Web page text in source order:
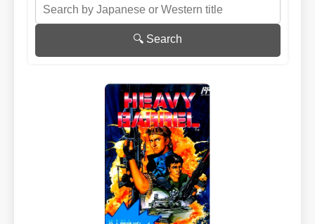
🔍 Search